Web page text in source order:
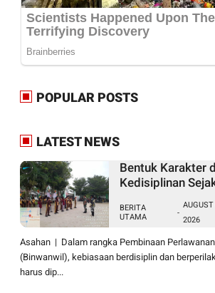
POPULAR POSTS
LATEST NEWS
Bentuk Karakter
Kedisiplinan
Kodim 0208/
Beri Pelatihan
Etika Bagi Siswa
Pertahanan
BERITA
UTAMA
-
AUGUST
2026
Asahan | Dalam rangka Pembinaan
(Binwanwil), kebiasaan berdisiplin dan
harus dip...